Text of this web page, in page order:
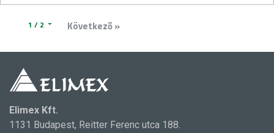
1 / 2 Következő »
Elimex Kft.
1131 Budapest, Reitter Ferenc utca 188.